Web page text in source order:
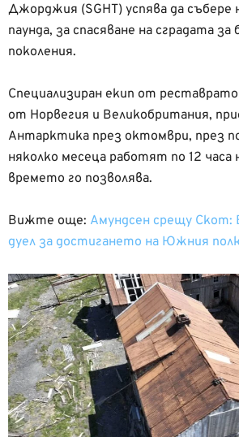
Джорджия (SGHT) успява да събере
паунда, за спасяване на сградата
поколения.
Специализиран екип от
от Норвегия и Великобритания,
Антарктика през октомври, през
няколко месеца работят по 12 часа
времето го позволява.
Вижте още: Амундсен срещу Скот:
дуел за достигането на Южния